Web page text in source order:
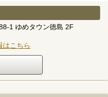
1 ゆめタウン徳島 2F
はこちら